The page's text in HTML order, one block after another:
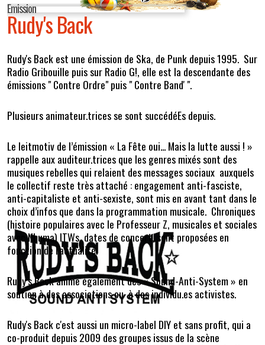
Emission
Rudy's Back
Rudy's Back est une émission de Ska, de Punk depuis 1995. Sur
Radio Gribouille puis sur Radio G!, elle est la descendante des
émissions " Contre Ordre" puis " Contre Band' ".
Plusieurs animateur.trices se sont succédéEs depuis.
Le leitmotiv de l’émission « La Fête oui... Mais la lutte aussi ! »
rappelle aux auditeur.trices que les genres mixés sont des
musiques rebelles qui relaient des messages sociaux auxquels
le collectif reste très attaché : engagement anti-fasciste,
anti-capitaliste et anti-sexiste, sont mis en avant tant dans le
choix d’infos que dans la programmation musicale. Chroniques
(histoire populaires avec le Professeur Z, musicales et sociales
avec Nhuma) ITWs, dates de concert, sont proposées en
fonction de l'actualité.
Rudy’s Back anime également des « Sound-Anti-System » en
soutien à des associations ou à des individu.es activistes.
Rudy's Back c'est aussi un micro-label DIY et sans profit, qui a
co-produit depuis 2009 des groupes issus de la scène